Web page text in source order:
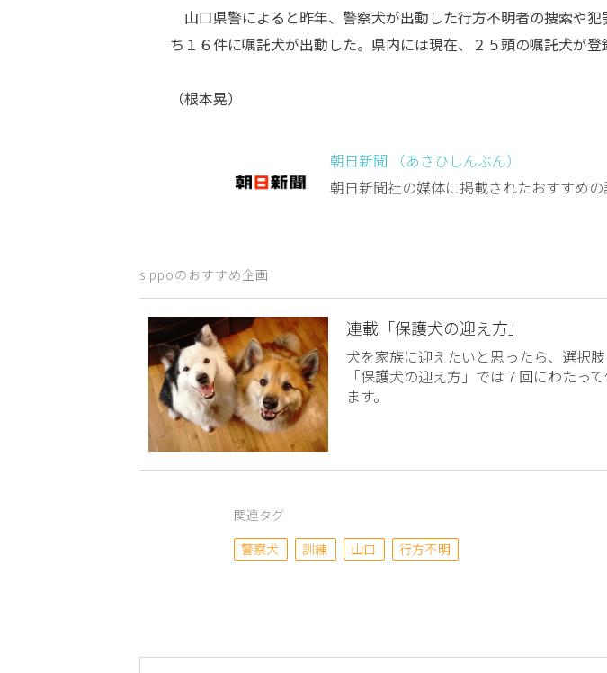
山口県警によると昨年、警察犬が出動した行方不明者の捜索や
ち１６件に嘱託犬が出動した。県内には現在、２５頭の嘱託犬が登
（根本晃）
朝日新聞 （あさひしんぶん）
朝日新聞社の媒体に掲載されたおすすめの
sippoのおすすめ企画
連載「保護犬の迎え方」
犬を家族に迎えたいと思ったら、選択
「保護犬の迎え方」では７回にわたっ
ます。
関連タグ
警察犬
訓練 山口 行方不明